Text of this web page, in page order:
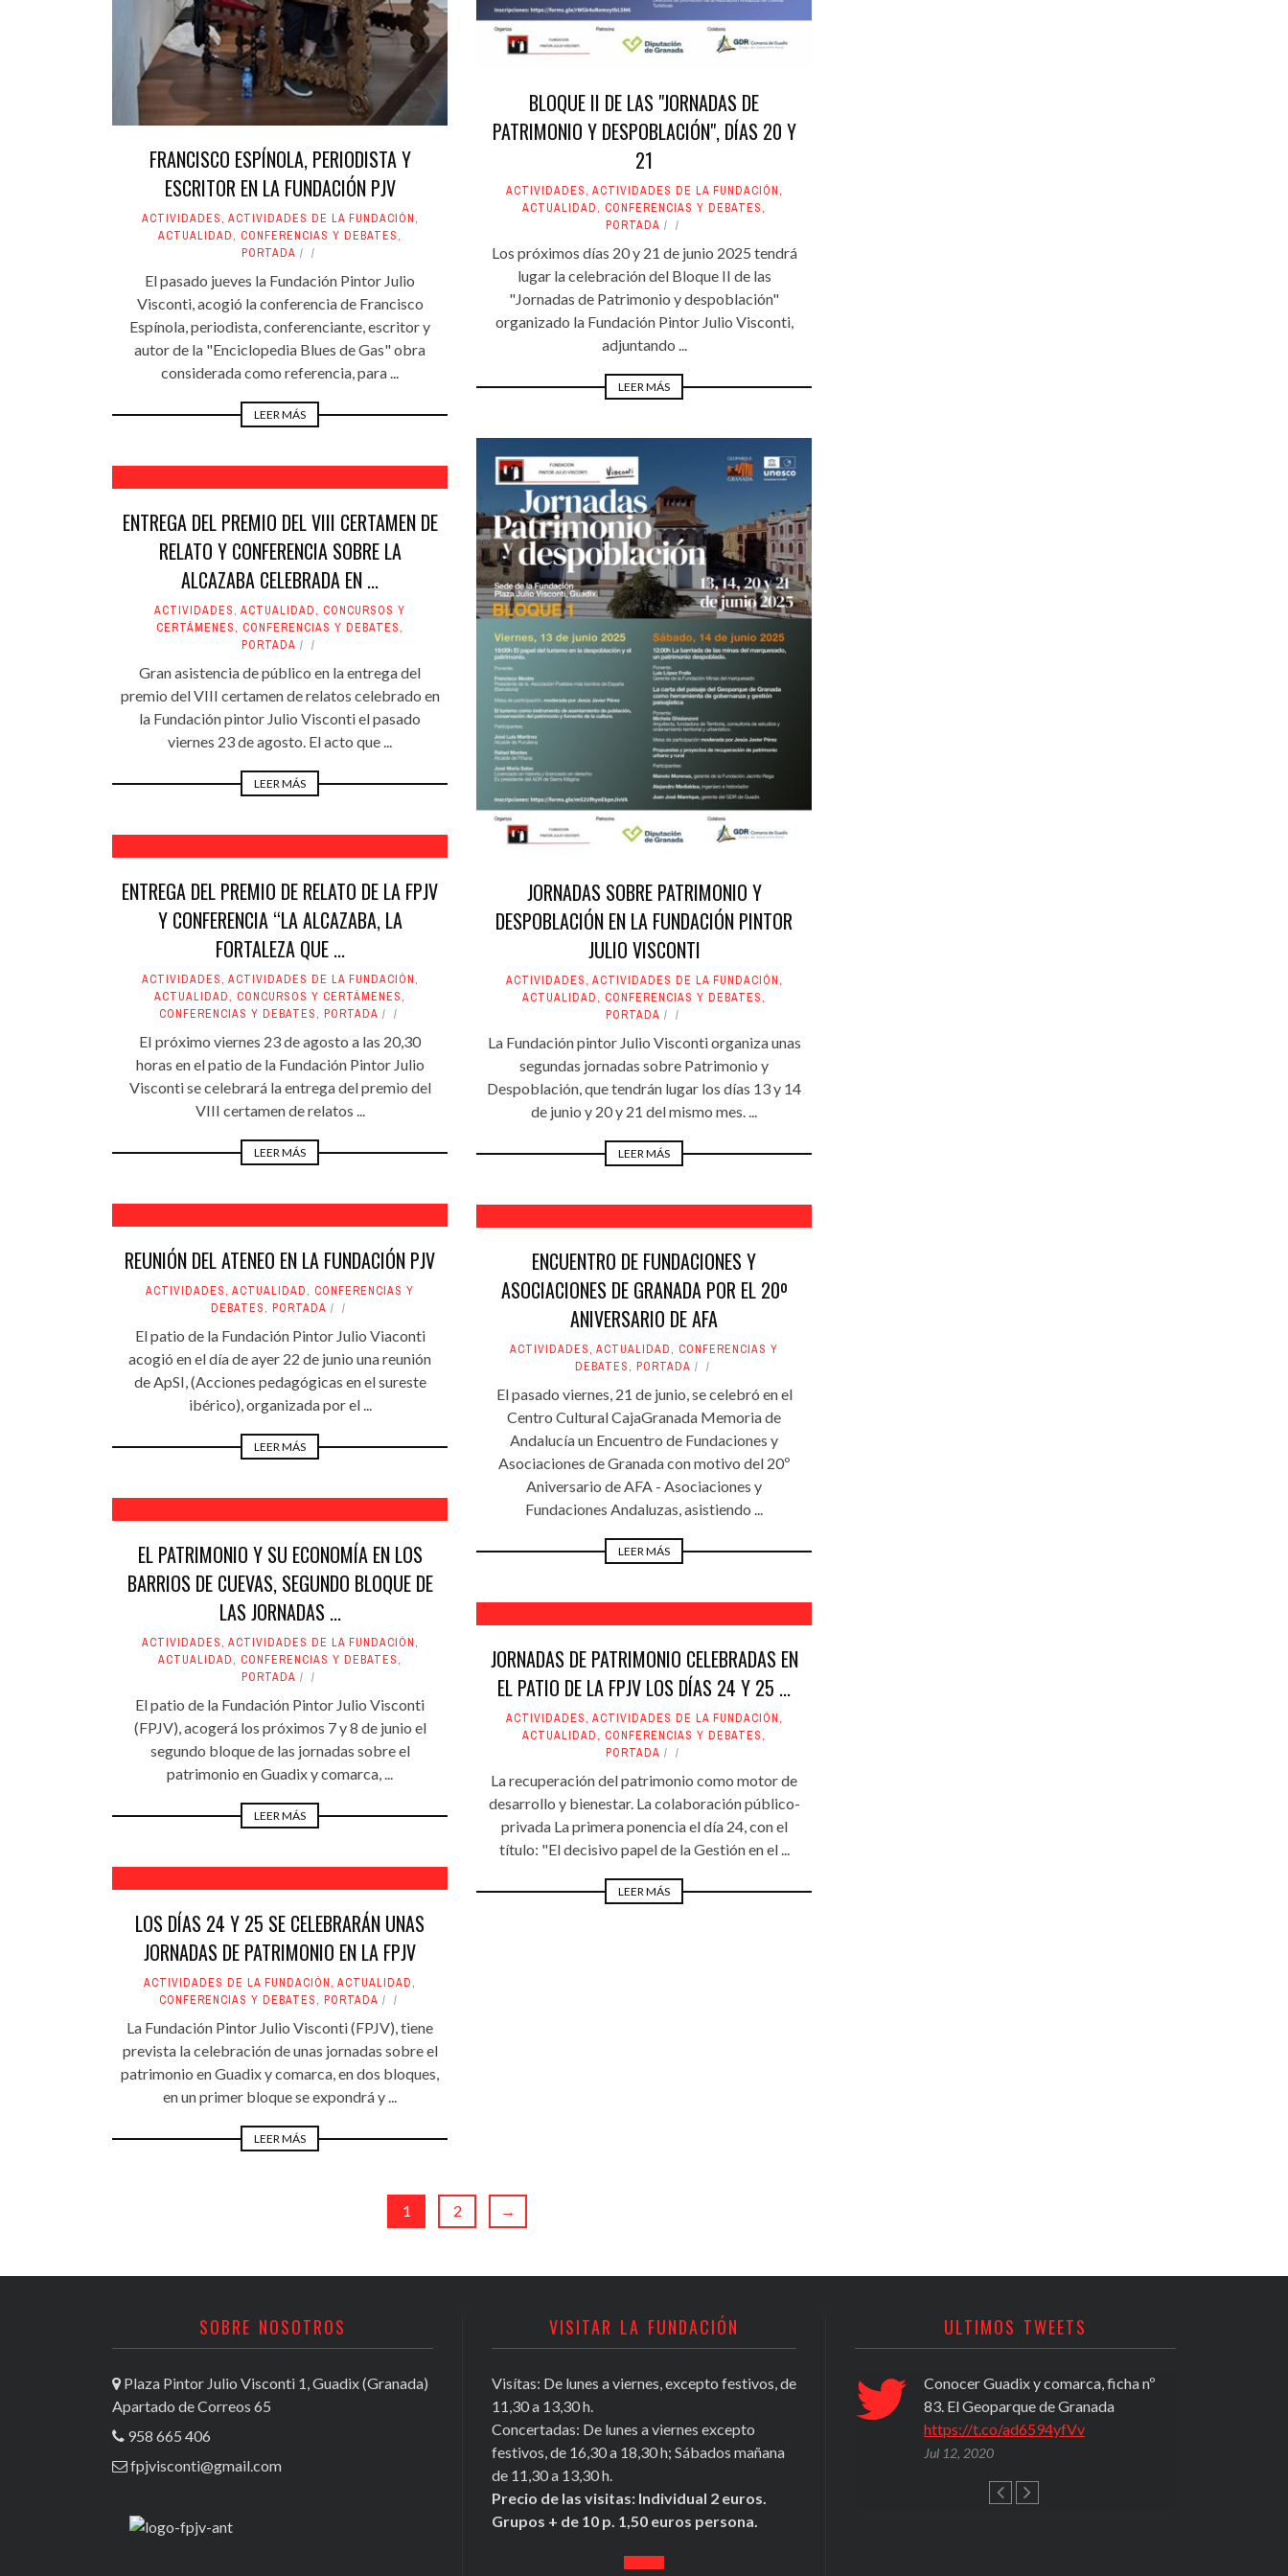
FRANCISCO ESPÍNOLA, PERIODISTA Y
ESCRITOR EN LA FUNDACIÓN PJV
ACTIVIDADES, ACTIVIDADES DE LA FUNDACIÓN,
ACTUALIDAD, CONFERENCIAS Y DEBATES,
PORTADA
El pasado jueves la Fundación Pintor Julio
Visconti, acogió la conferencia de Francisco
Espínola, periodista, conferenciante, escritor y
autor de la "Enciclopedia Blues de Gas" obra
considerada como referencia, para ...
LEER MÁS
BLOQUE II DE LAS "JORNADAS DE
PATRIMONIO Y DESPOBLACIÓN", DÍAS 20 Y
21
ACTIVIDADES, ACTIVIDADES DE LA FUNDACIÓN,
ACTUALIDAD, CONFERENCIAS Y DEBATES,
PORTADA
Los próximos días 20 y 21 de junio 2025 tendrá
lugar la celebración del Bloque II de las
"Jornadas de Patrimonio y despoblación"
organizado la Fundación Pintor Julio Visconti,
adjuntando ...
LEER MÁS
JORNADAS SOBRE PATRIMONIO Y
DESPOBLACIÓN EN LA FUNDACIÓN PINTOR
JULIO VISCONTI
ACTIVIDADES, ACTIVIDADES DE LA FUNDACIÓN,
ACTUALIDAD, CONFERENCIAS Y DEBATES,
PORTADA
La Fundación pintor Julio Visconti organiza unas
segundas jornadas sobre Patrimonio y
Despoblación, que tendrán lugar los días 13 y 14
de junio y 20 y 21 del mismo mes. ...
LEER MÁS
ENTREGA DEL PREMIO DEL VIII CERTAMEN DE
RELATO Y CONFERENCIA SOBRE LA
ALCAZABA CELEBRADA EN ...
ACTIVIDADES, ACTUALIDAD, CONCURSOS Y
CERTÁMENES, CONFERENCIAS Y DEBATES,
PORTADA
Gran asistencia de público en la entrega del
premio del VIII certamen de relatos celebrado en
la Fundación pintor Julio Visconti el pasado
viernes 23 de agosto. El acto que ...
LEER MÁS
ENTREGA DEL PREMIO DE RELATO DE LA FPJV
Y CONFERENCIA “LA ALCAZABA, LA
FORTALEZA QUE ...
ACTIVIDADES, ACTIVIDADES DE LA FUNDACIÓN,
ACTUALIDAD, CONCURSOS Y CERTÁMENES,
CONFERENCIAS Y DEBATES, PORTADA
EI próximo viernes 23 de agosto a las 20,30
horas en el patio de la Fundación Pintor Julio
Visconti se celebrará la entrega del premio del
VIII certamen de relatos ...
LEER MÁS
REUNIÓN DEL ATENEO EN LA FUNDACIÓN PJV
ACTIVIDADES, ACTUALIDAD, CONFERENCIAS Y
DEBATES, PORTADA
El patio de la Fundación Pintor Julio Viaconti
acogió en el día de ayer 22 de junio una reunión
de ApSI, (Acciones pedagógicas en el sureste
ibérico), organizada por el ...
LEER MÁS
ENCUENTRO DE FUNDACIONES Y
ASOCIACIONES DE GRANADA POR EL 20º
ANIVERSARIO DE AFA
ACTIVIDADES, ACTUALIDAD, CONFERENCIAS Y
DEBATES, PORTADA
El pasado viernes, 21 de junio, se celebró en el
Centro Cultural CajaGranada Memoria de
Andalucía un Encuentro de Fundaciones y
Asociaciones de Granada con motivo del 20º
Aniversario de AFA - Asociaciones y
Fundaciones Andaluzas, asistiendo ...
LEER MÁS
EL PATRIMONIO Y SU ECONOMÍA EN LOS
BARRIOS DE CUEVAS, SEGUNDO BLOQUE DE
LAS JORNADAS ...
ACTIVIDADES, ACTIVIDADES DE LA FUNDACIÓN,
ACTUALIDAD, CONFERENCIAS Y DEBATES,
PORTADA
El patio de la Fundación Pintor Julio Visconti
(FPJV), acogerá los próximos 7 y 8 de junio el
segundo bloque de las jornadas sobre el
patrimonio en Guadix y comarca, ...
LEER MÁS
JORNADAS DE PATRIMONIO CELEBRADAS EN
EL PATIO DE LA FPJV LOS DÍAS 24 Y 25 ...
ACTIVIDADES, ACTIVIDADES DE LA FUNDACIÓN,
ACTUALIDAD, CONFERENCIAS Y DEBATES,
PORTADA
La recuperación del patrimonio como motor de
desarrollo y bienestar. La colaboración público-
privada La primera ponencia el día 24, con el
título: "El decisivo papel de la Gestión en el ...
LEER MÁS
LOS DÍAS 24 Y 25 SE CELEBRARÁN UNAS
JORNADAS DE PATRIMONIO EN LA FPJV
ACTIVIDADES DE LA FUNDACIÓN, ACTUALIDAD,
CONFERENCIAS Y DEBATES, PORTADA
La Fundación Pintor Julio Visconti (FPJV), tiene
prevista la celebración de unas jornadas sobre el
patrimonio en Guadix y comarca, en dos bloques,
en un primer bloque se expondrá y ...
LEER MÁS
1 2 →
SOBRE NOSOTROS
Plaza Pintor Julio Visconti 1, Guadix (Granada)
Apartado de Correos 65
958 665 406
fpjvisconti@gmail.com
VISITAR LA FUNDACIÓN
Visítas: De lunes a viernes, excepto festivos, de
11,30 a 13,30 h.
Concertadas: De lunes a viernes excepto
festivos, de 16,30 a 18,30 h; Sábados mañana
de 11,30 a 13,30 h.
Precio de las visitas: Individual 2 euros.
Grupos + de 10 p. 1,50 euros persona.
ULTIMOS TWEETS
Conocer Guadix y comarca, ficha nº
investigador exiliado
https://t.co/Tx2b2DL4i3
May 16, 2020
Conocer Guadix y comarca, ficha nº
83. El Geoparque de Granada
https://t.co/ad6594yfVv
Jul 12, 2020